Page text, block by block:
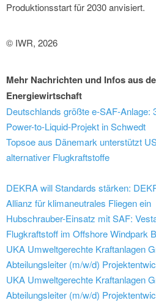
Produktionsstart für 2030 anvisiert.
© IWR, 2026
Mehr Nachrichten und Infos aus
Energiewirtschaft
Deutschlands größte e-SAF-Anlage:
Power-to-Liquid-Projekt in Schwedt
Topsoe aus Dänemark unterstützt
alternativer Flugkraftstoffe
DEKRA will Standards stärken:
Allianz für klimaneutrales Fliegen ein
Hubschrauber-Einsatz mit SAF:
Flugkraftstoff im Offshore Windpark
UKA Umweltgerechte Kraftanlagen
Abteilungsleiter (m/w/d)
UKA Umweltgerechte Kraftanlagen
Abteilungsleiter (m/w/d)